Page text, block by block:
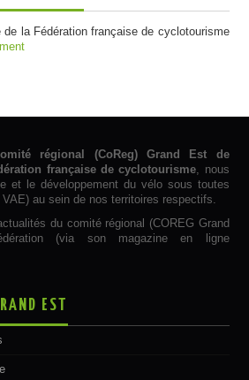
de la Fédération française de cyclotourisme
régional (CoReg) Grand Est de
française de cyclotourisme, nous
et le développement du vélo sous toutes
au sein de nos territoires respectifs.
du comité régional (COREG Grand
(via son magazine en ligne
EST